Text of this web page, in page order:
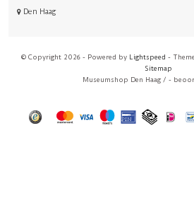
Den Haag
© Copyright 2026 - Powered by Lightspeed -
Sitemap
Museumshop Den Haag / -